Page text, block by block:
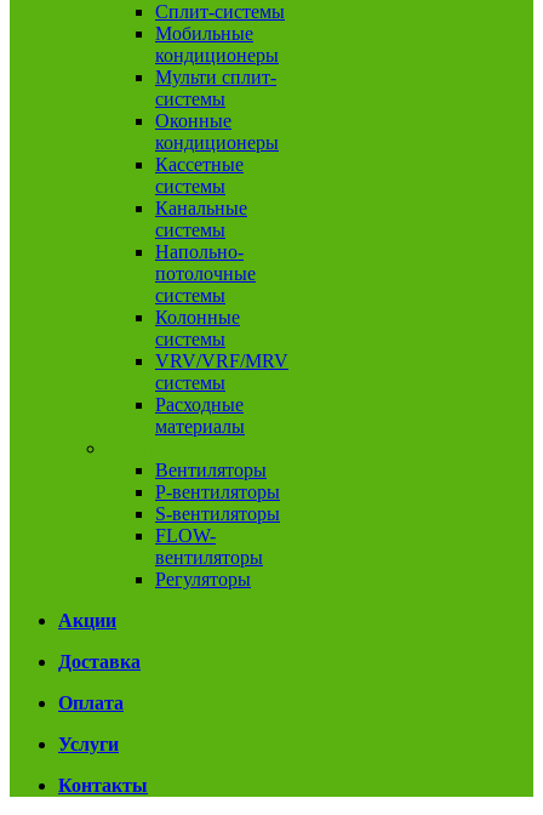
Сплит-системы
Мобильные
кондиционеры
Мульти сплит-
системы
Оконные
кондиционеры
Кассетные
системы
Канальные
системы
Напольно-
потолочные
системы
Колонные
системы
VRV/VRF/MRV
системы
Расходные
материалы
Вентиляторы
P-вентиляторы
S-вентиляторы
FLOW-
вентиляторы
Регуляторы
Акции
Доставка
Оплата
Услуги
Контакты